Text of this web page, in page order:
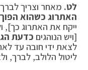
לט. מאחר וצריך
האתרוג כשהוא הפוך
ייקח את האתרוג כך],
[ויש הנוהגים כדעת
לצאת ידי חובה עד
ליטול הלולב, לברך,